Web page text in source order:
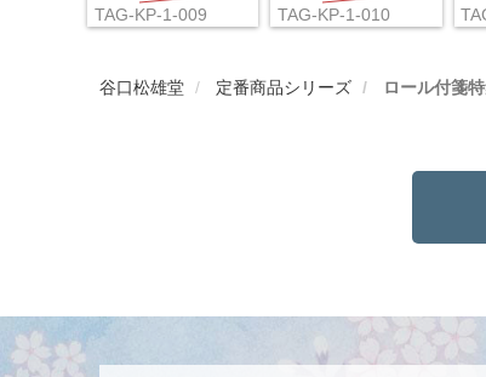
TAG-KP-1-009
TAG-KP-1-010
谷口松雄堂 定番商品シリーズ ロール付箋